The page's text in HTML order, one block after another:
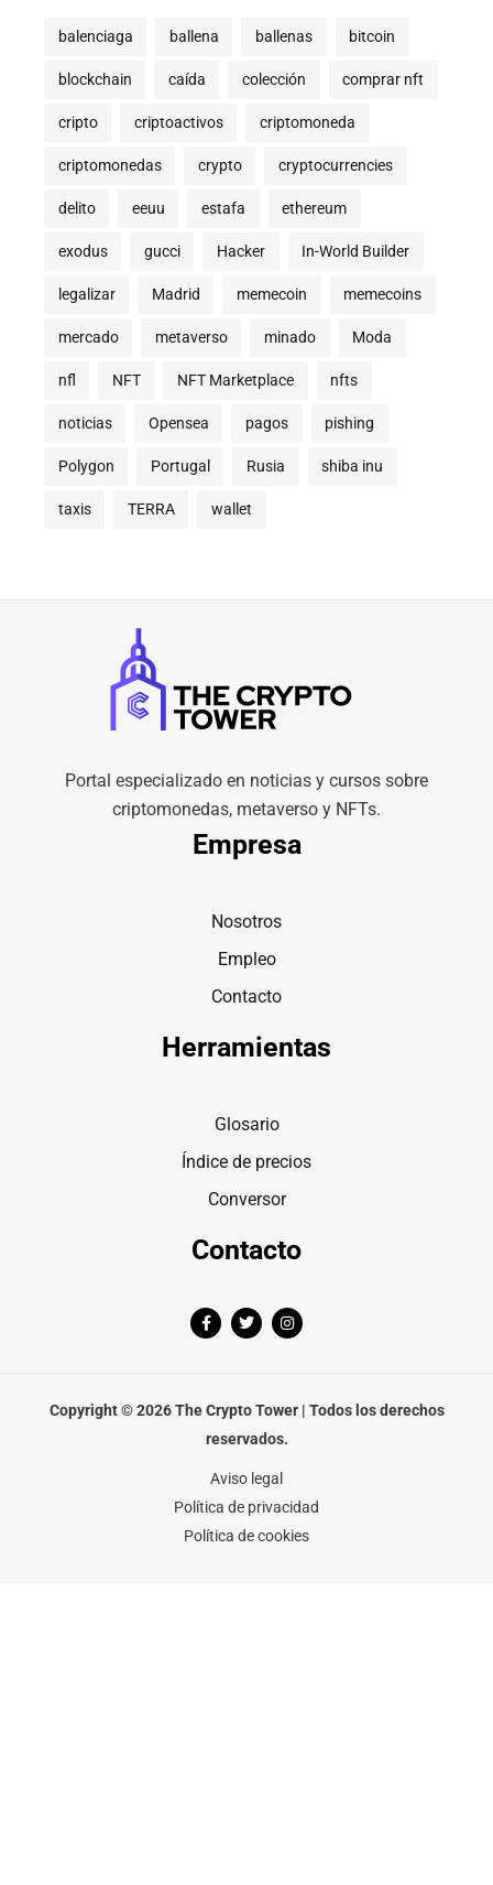
balenciaga ballena ballenas bitcoin
blockchain caída colección comprar nft
cripto criptoactivos criptomoneda
criptomonedas crypto cryptocurrencies
delito eeuu estafa ethereum
exodus gucci Hacker In-World Builder
legalizar Madrid memecoin memecoins
mercado metaverso minado Moda
nfl NFT NFT Marketplace nfts
noticias Opensea pagos pishing
Polygon Portugal Rusia shiba inu
taxis TERRA wallet
Portal especializado en noticias y cursos sobre
criptomonedas, metaverso y NFTs.
Empresa
Nosotros
Empleo
Contacto
Herramientas
Glosario
Índice de precios
Conversor
Contacto
F
a
o
-
T
w
r
I
n
r
m
Copyright © 2026 The Crypto Tower | Todos los derechos
reservados.
Aviso legal
Política de privacidad
Política de cookies